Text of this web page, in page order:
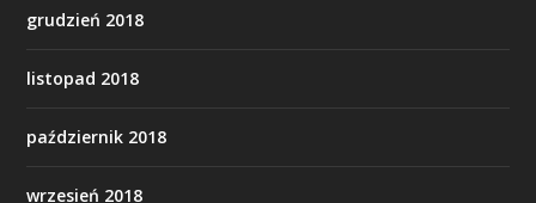
grudzień 2018
listopad 2018
październik 2018
wrzesień 2018